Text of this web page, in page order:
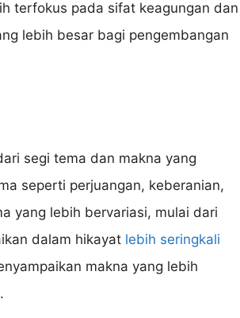
terfokus pada sifat keagungan dan
lebih besar bagi pengembangan
segi tema dan makna yang
seperti perjuangan, keberanian,
yang lebih bervariasi, mulai dari
dalam hikayat lebih seringkali
makna yang lebih